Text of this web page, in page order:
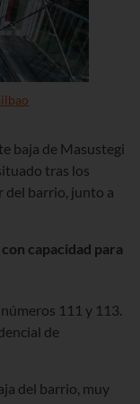
baja de Masustegi
tras los
del barrio, junto a
capacidad para
111 y 113.
de
del barrio, muy